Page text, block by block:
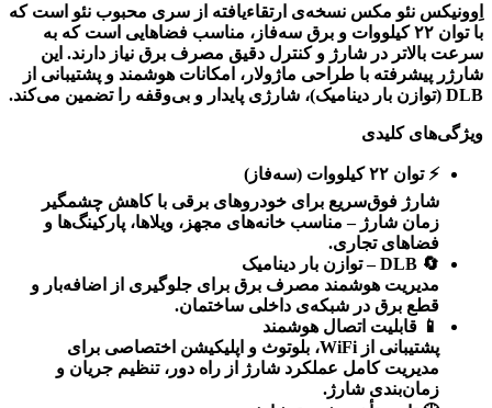
اِوونیکس نئو مکس نسخه‌ی ارتقاءیافته از سری محبوب نئو است که
با توان ۲۲کیلووات و برق سه‌فاز، مناسب فضاهایی است که به
سرعت بالاتر در شارژ و کنترل دقیق مصرف برق نیاز دارند. این
شارژر پیشرفته با طراحی ماژولار، امکانات هوشمند و پشتیبانی از
DLB ( توازن بار دینامیک)، شارژی پایدار و بی‌وقفه را تضمین می‌کند.
ویژگی‌های کلیدی
⚡ توان ۲۲کیلووات (سه‌فاز)
شارژ فوق‌سریع برای خودروهای برقی با کاهش چشمگیر
زمان شارژ – مناسب خانه‌های مجهز، ویلاها، پارکینگ‌ها و
فضاهای تجاری.
🔄
توازن بار دینامیک
مدیریت هوشمند مصرف برق برای جلوگیری از اضافه‌بار و
قطع برق در شبکه‌ی داخلی ساختمان.
📱 قابلیت اتصال هوشمند
پشتیبانی از
، بلوتوث و اپلیکیشن اختصاصی برای
مدیریت کامل عملکرد شارژ از راه دور، تنظیم جریان و
زمان‌بندی شارژ.